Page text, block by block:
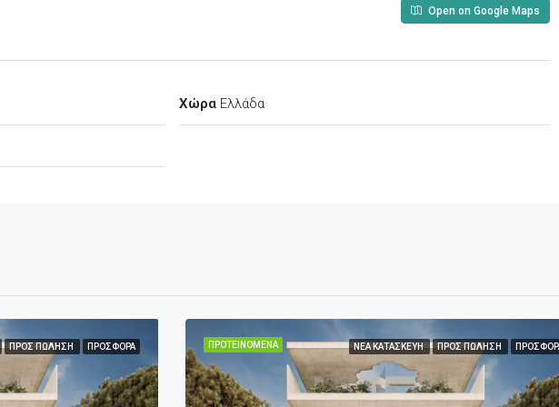
Open on Google Maps
Χώρα Ελλάδα
ΠΡΟΣ ΠΏΛΗΣΗ ΠΡΟΣΦΟΡΆ ΠΡΟΤΕΙΝΌΜΕΝΑ ΝΈΑ ΚΑΤΑΣΚΕΥΉ ΠΡΟΣ ΠΏΛΗΣΗ